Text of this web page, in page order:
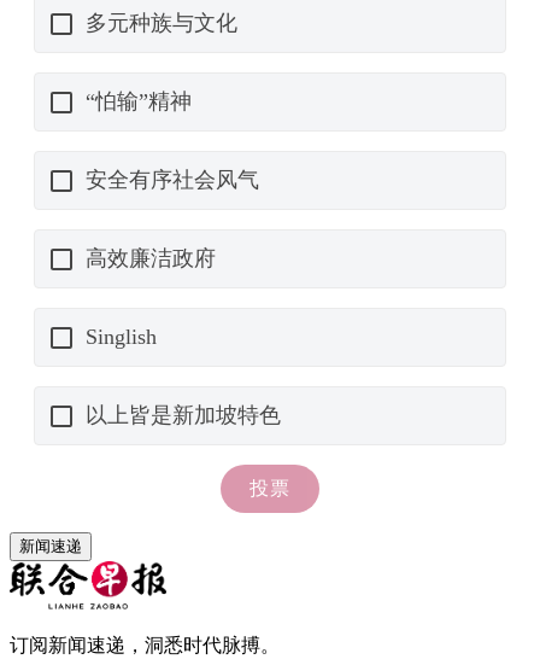
新闻速递
订阅新闻速递，洞悉时代脉搏。